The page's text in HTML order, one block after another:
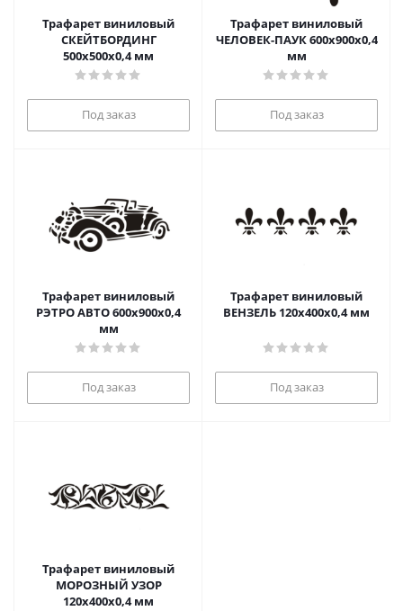
Трафарет виниловый
СКЕЙТБОРДИНГ
500х500х0,4 мм
Под заказ
Трафарет виниловый
ЧЕЛОВЕК-ПАУК 600х900х0,4
мм
Под заказ
Трафарет виниловый
РЭТРО АВТО 600х900х0,4
мм
Под заказ
Трафарет виниловый
ВЕНЗЕЛЬ 120х400х0,4 мм
Под заказ
Трафарет виниловый
МОРОЗНЫЙ УЗОР
120х400х0,4 мм